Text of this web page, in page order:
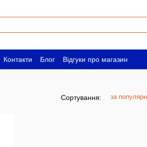
Контакти Блог
Відгуки про магазин
Сортування: за